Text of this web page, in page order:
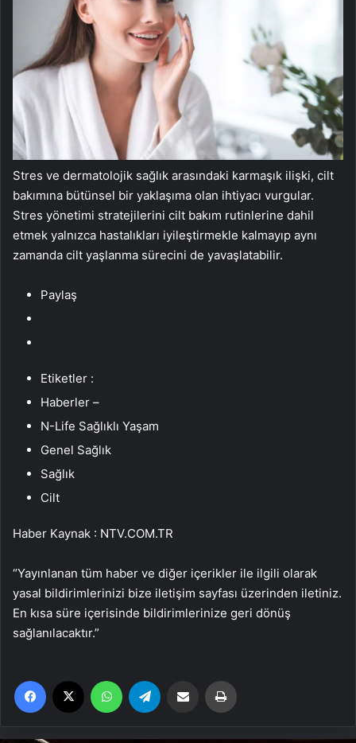
Stres ve dermatolojik sağlık arasındaki karmaşık ilişki, cilt
bakımına bütünsel bir yaklaşıma olan ihtiyacı vurgular.
Stres yönetimi stratejilerini cilt bakım rutinlerine dahil
etmek yalnızca hastalıkları iyileştirmekle kalmayıp aynı
zamanda cilt yaşlanma sürecini de yavaşlatabilir.
Paylaş
Etiketler :
Haberler –
N-Life Sağlıklı Yaşam
Genel Sağlık
Sağlık
Cilt
Haber Kaynak : NTV.COM.TR
“Yayınlanan tüm haber ve diğer içerikler ile ilgili olarak
yasal bildirimlerinizi bize iletişim sayfası üzerinden iletiniz.
En kısa süre içerisinde bildirimlerinize geri dönüş
sağlanılacaktır.”
Facebook WhatsApp Email'den paylaş